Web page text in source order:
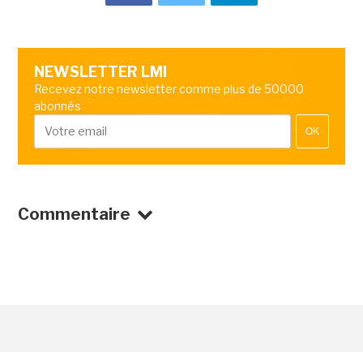
NEWSLETTER LMI
Recevez notre newsletter comme plus de 50000
abonnés
OK
Commentaire